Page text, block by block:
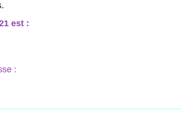
est :
: